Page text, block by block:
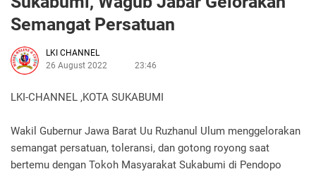
Semangat Persatuan
LKI CHANNEL
26 August 2022
23:46
LKI-CHANNEL ,KOTA SUKABUMI
Wakil Gubernur Jawa Barat Uu Ruzhanul Ulum menggelorakan
semangat persatuan, toleransi, dan gotong royong saat
bertemu dengan Tokoh Masyarakat Sukabumi di Pendopo